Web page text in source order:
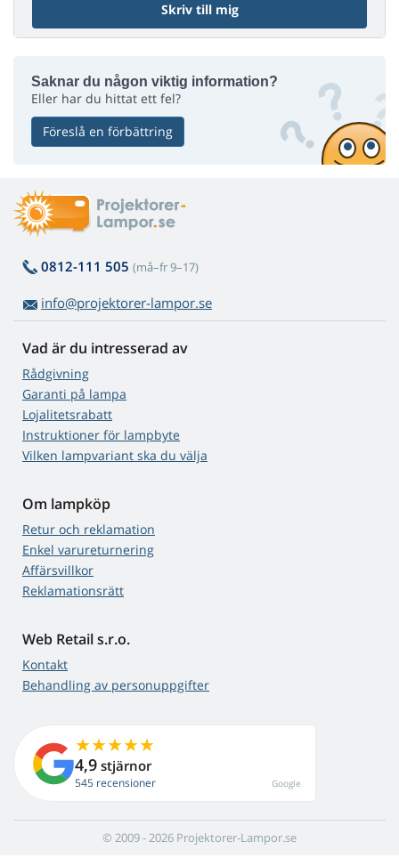
Skriv till mig
Saknar du någon viktig information?
Eller har du hittat ett fel?
Föreslå en förbättring
0812-111 505 (må–fr 9–17)
info@projektorer-lampor.se
Vad är du intresserad av
Rådgivning
Garanti på lampa
Lojalitetsrabatt
Instruktioner för lampbyte
Vilken lampvariant ska du välja
Om lampköp
Retur och reklamation
Enkel varureturnering
Affärsvillkor
Reklamationsrätt
Web Retail s.r.o.
Kontakt
Behandling av personuppgifter
4,9 stjärnor
545 recensioner Google
© 2009 - 2026 Projektorer-Lampor.se